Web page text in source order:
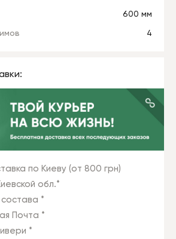
600 мм
4
по Киеву (от 800 грн)
обл.*
*
Почта *
*